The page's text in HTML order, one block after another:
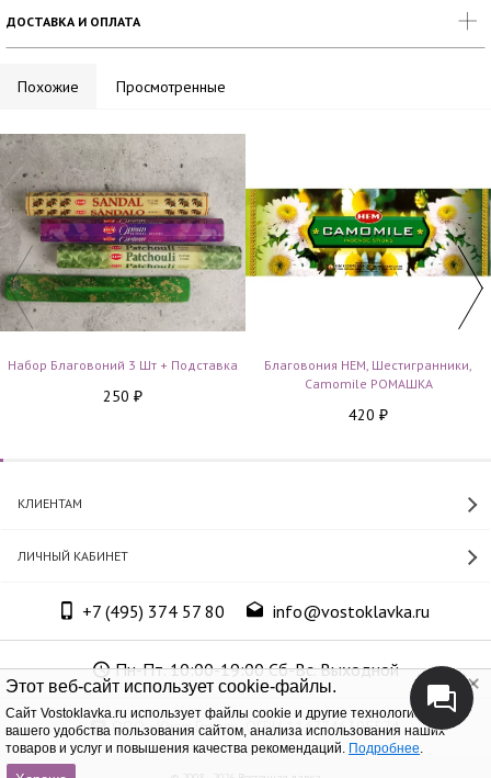
Этот веб-сайт использует cookie-файлы.
Cайт Vostoklavka.ru использует файлы cookie и другие технологии для
вашего удобства пользования сайтом, анализа использования наших
товаров и услуг и повышения качества рекомендаций. Подробнее.
ДОСТАВКА И ОПЛАТА
Похожие Просмотренные
Набор Благовоний 3 Шт + Подставка
250 ₽
Благовония HEM, Шестигранники,
Camomile РОМАШКА
420 ₽
КЛИЕНТАМ
ЛИЧНЫЙ КАБИНЕТ
+7 (495) 374 57 80 info@vostoklavka.ru
Пн-Пт. 10:00-19:00 Сб-Вс. Выходной
ООО «Юнит Групп», ОГРН 1147746305574